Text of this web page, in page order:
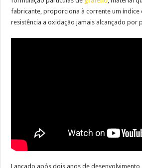
fabricante, proporciona à corrente um índice
resistência a oxidação jamais alcançado por
Lançado após dois anos de desenvolvimento,